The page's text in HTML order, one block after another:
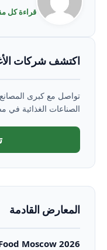
قراءة كل
اكتشف شركات
تواصل مع كبرى
الصناعات الغذائية في
المعارض القادمة
Moscow 2026